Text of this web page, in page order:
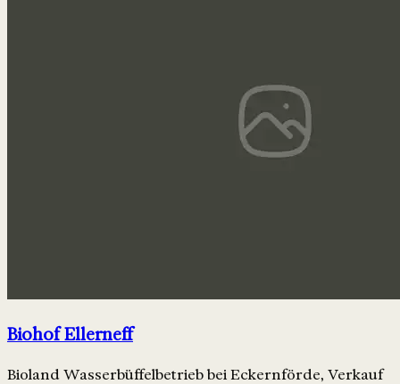
Biohof Ellerneff
Bioland Wasserbüffelbetrieb bei Eckernförde, Verkauf